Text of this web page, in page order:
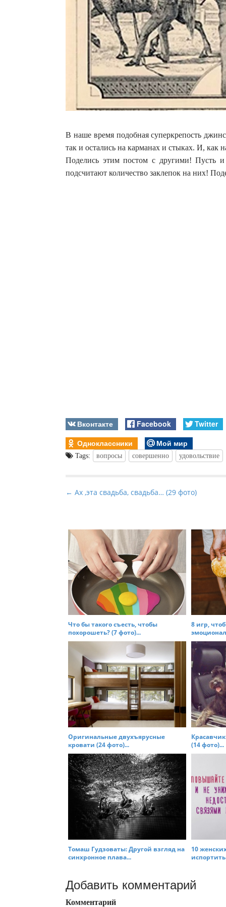
В наше время подобная суперкрепость
так и остались на карманах и стыках. И, как
Поделись этим постом с другими! Пусть
подсчитают количество заклепок на них!
Вконтакте Facebook
Twitter
Одноклассники
Мой мир
Tags: вопросы совершенно удовольствие
P
t
n
a
v
g
a
t
← Ах ,эта свадьба, свадьба… (29 фото)
Что бы такого съесть, чтобы
похорошеть? (7 фото)...
8 игр,
Оригинальные двухъярусные
кровати (24 фото)...
(14 фото)...
Томаш Гудзоваты: Другой взгляд на
синхронное плава...
10
Добавить комментарий
Комментарий